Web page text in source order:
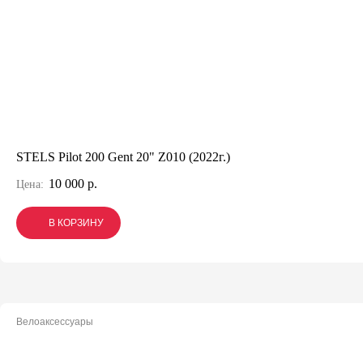
STELS Pilot 200 Gent 20" Z010 (2022г.)
Цена: 10 000 р.
В КОРЗИНУ
В КОРЗИНУ
В КОРЗИНУ
Велоаксессуары